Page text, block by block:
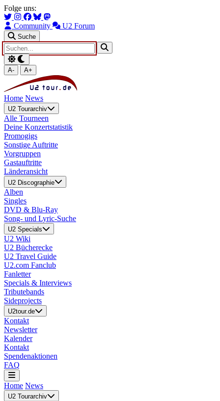
Zum Hauptinhalt springen
Zur Navigation springen
Folge uns:
Community U2 Forum
Suche
A- A+
Home News
U2 Tourarchiv
Alle Tourneen
Deine Konzertstatistik
Promogigs
Sonstige Auftritte
Vorgruppen
Gastauftritte
Länderansicht
U2 Discographie
Alben
Singles
DVD & Blu-Ray
Song- und Lyric-Suche
U2 Specials
U2 Wiki
U2 Bücherecke
U2 Travel Guide
U2.com Fanclub
Fanletter
Specials & Interviews
Tributebands
Sideprojects
U2tour.de
Kontakt
Newsletter
Kalender
Kontakt
Spendenaktionen
FAQ
Home News
U2 Tourarchiv